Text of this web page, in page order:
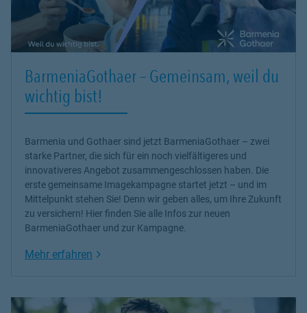
BarmeniaGothaer – Gemeinsam, weil du
wichtig bist!
Barmenia und Gothaer sind jetzt BarmeniaGothaer – zwei
starke Partner, die sich für ein noch vielfältigeres und
innovativeres Angebot zusammengeschlossen haben. Die
erste gemeinsame Imagekampagne startet jetzt – und im
Mittelpunkt stehen Sie! Denn wir geben alles, um Ihre Zukunft
zu versichern! Hier finden Sie alle Infos zur neuen
BarmeniaGothaer und zur Kampagne.
Mehr erfahren Link Opens in New Tab